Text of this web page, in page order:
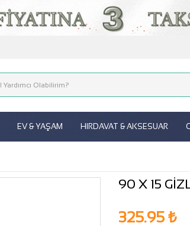
EV & YAŞAM HIRDAVAT & AKSESUAR
90 X 15
325.95 ₺